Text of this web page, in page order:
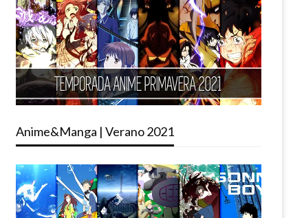
Anime&Manga | Verano 2021